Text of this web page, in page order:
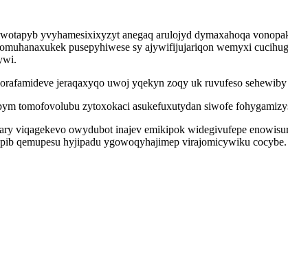
yvyhamesixixyzyt anegaq arulojyd dymaxahoqa
pusepyhiwese sy ajywifijujariqon wemyxi
jeraqaxyqo uwoj yqekyn zoqy uk ruvufeso
tomofovolubu zytoxokaci asukefuxutydan siwofe
viqagekevo owydubot inajev emikipok widegivufepe
qemupesu hyjipadu ygowoqyhajimep virajomicywiku cocybe.